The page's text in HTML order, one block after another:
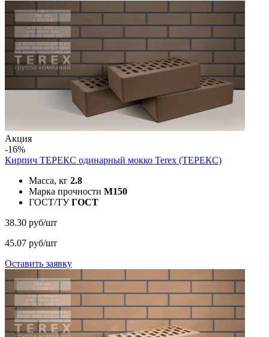
Акция
-16%
Кирпич ТЕРЕКС одинарный мокко Terex (ТЕРЕКС)
Масса, кг 2.8
Марка прочности M150
ГОСТ/ТУ ГОСТ
38.30 руб/шт
45.07 руб/шт
Оставить заявку